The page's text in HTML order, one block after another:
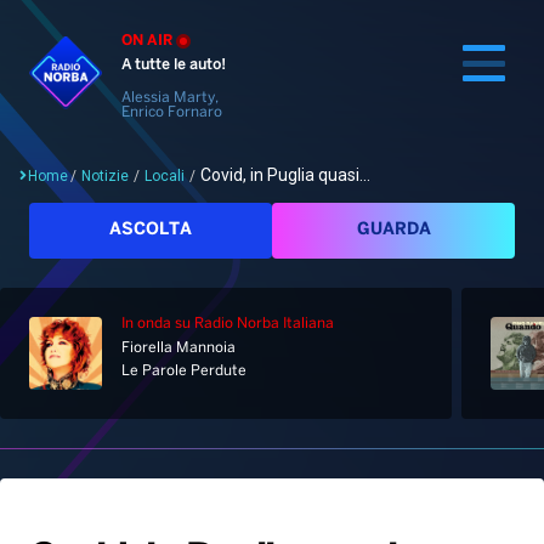
ON AIR
A tutte le auto!
Alessia Marty,
Enrico Fornaro
Cerca
Home
Palinsesto
Notizie
Home/ Notizie / Locali / Covid, in Puglia quasi...
ASCOLTA GUARDA
In onda su Radio Norba Italiana
Fiorella Mannoia
Le Parole Perdute